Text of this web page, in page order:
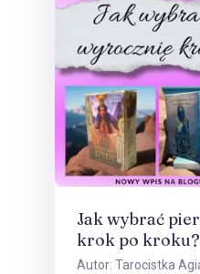
Jak wybrać
krok po kroku?
Autor: Tarocistka